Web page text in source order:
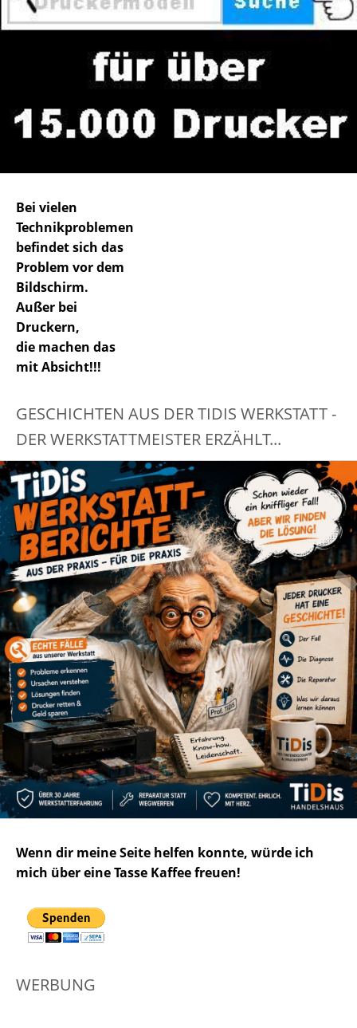
Bei vielen
Technikproblemen
befindet sich das
Problem vor dem
Bildschirm.
Außer bei
Druckern,
die machen das
mit Absicht!!!
GESCHICHTEN AUS DER TIDIS WERKSTATT -
DER WERKSTATTMEISTER ERZÄHLT...
Wenn dir meine Seite helfen konnte, würde ich
mich über eine Tasse Kaffee freuen!
WERBUNG